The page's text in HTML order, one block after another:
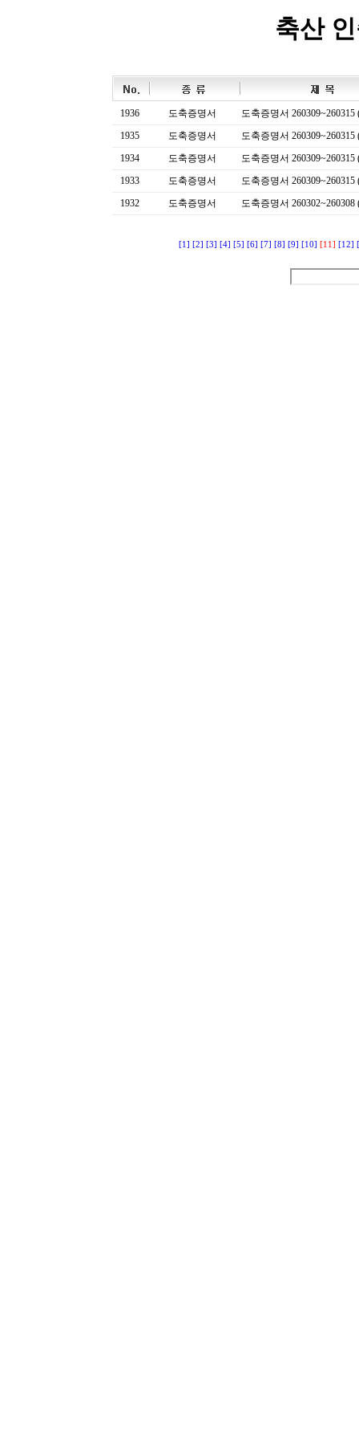
축산
1936 도축증명서
도축증명서 260309~260315
1935
도축증명서
도축증명서 260309~260315
1934
도축증명서
도축증명서 260309~260315
1933
도축증명서
도축증명서 260309~260315
1932
도축증명서 도축증명서 260302~260308
[1] [2] [3] [4] [5] [6] [7] [8] [9] [10] [11] [12]